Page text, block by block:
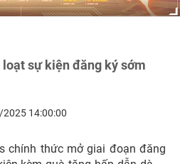
sự kiện đăng ký sớm